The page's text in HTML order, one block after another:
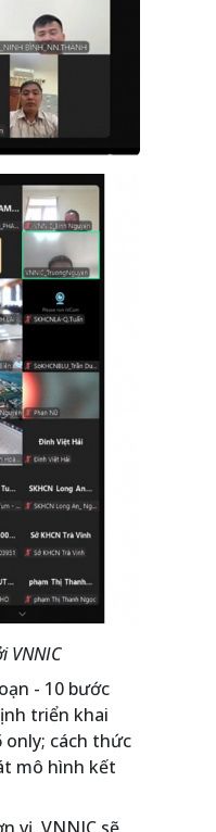
VNNIC
- 10 bước
triển khai
only; cách thức
mô hình kết